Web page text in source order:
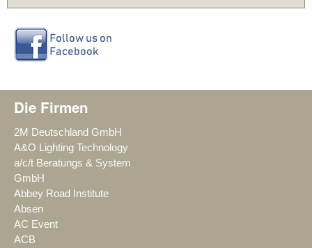
Die Firmen
2M Deutschland GmbH
A&O Lighting Technology
a/c/t Beratungs & System
GmbH
Abbey Road Institute
Absen
AC Event
ACB